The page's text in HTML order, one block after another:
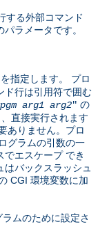
する外部コマンド
ラメータです。
指定します。 プロ
ド行は引用符で囲む
arg1 arg2" の
直接実行されます
ありません。プロ
グラムの引数の一
エスケープ でき
バックスラッシュ
CGI 環境変数に加
ムのために設定さ